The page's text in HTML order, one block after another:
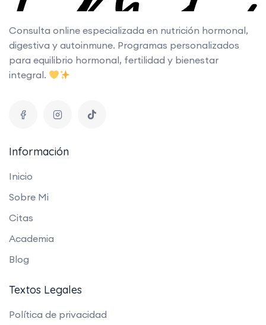
Consulta online especializada en nutrición hormonal,
digestiva y autoinmune. Programas personalizados
para equilibrio hormonal, fertilidad y bienestar
integral.
Información
Inicio
Sobre Mi
Citas
Academia
Blog
Textos Legales
Política de privacidad